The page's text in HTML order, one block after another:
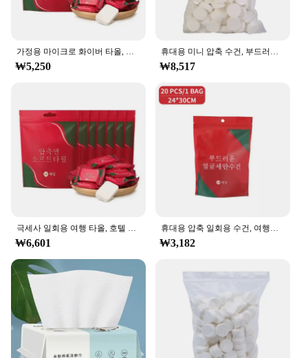
**A Reliable Partner for Artists and Craftsmen**
The 물티슈 100매 set is more than just paper; it's a
partner in your creative journey. The paper's
performance and property are designed to meet the
durability ensures that your artwork withstands the
test of time, while the paper's compatibility with
various mediums means that you can explore your
creativity without any limitations. Whether you're
working on a commercial project or a personal
artistic endeavor, this set is an essential tool for any
artist or craftsman looking for quality and
consistency in their work.
가정용 마이크로 화이버 타올, 일회용 욕실 액세서리, 미니 물티슈, 해변, 얼굴 압축 호텔
₩5,250
휴대용 미니 압축 수건, 부드러운 일회용 동전 티슈, 흡수성 여행 BBQ, 야외 캠핑, 100 개
₩8,517
극세사 일회용 여행 타올, 호텔 컴팩트 플랫 미니 물티슈, 가정용 티슈, 얼굴 압축 물티슈
₩6,601
휴대용 압축 일회용 수건, 여행용 부직포 수건, 물 젖은 닦기, 야외용 촉촉한 티슈 캔디 타월, 20 개
₩3,182